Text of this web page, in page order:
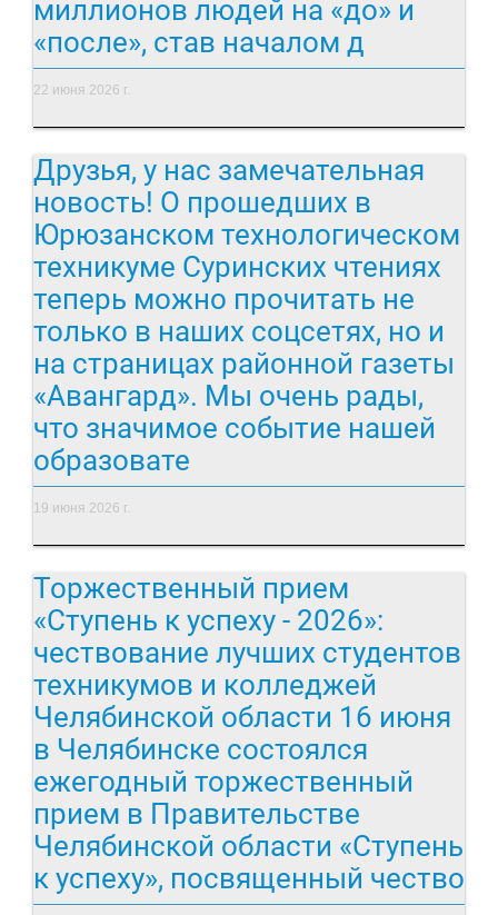
миллионов людей на «до» и
«после», став началом д
22 июня 2026 г.
Друзья, у нас замечательная
новость! О прошедших в
Юрюзанском технологическом
техникуме Суринских чтениях
теперь можно прочитать не
только в наших соцсетях, но и
на страницах районной газеты
«Авангард». Мы очень рады,
что значимое событие нашей
образовате
19 июня 2026 г.
Торжественный прием
«Ступень к успеху - 2026»:
чествование лучших студентов
техникумов и колледжей
Челябинской области 16 июня
в Челябинске состоялся
ежегодный торжественный
прием в Правительстве
Челябинской области «Ступень
к успеху», посвященный чество